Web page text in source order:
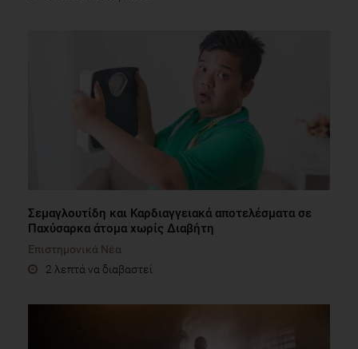
Σεμαγλουτίδη και Kαρδιαγγειακά αποτελέσματα σε
Παχύσαρκα άτομα χωρίς Διαβήτη
Επιστημονικά Νέα
2 λεπτά να διαβαστεί